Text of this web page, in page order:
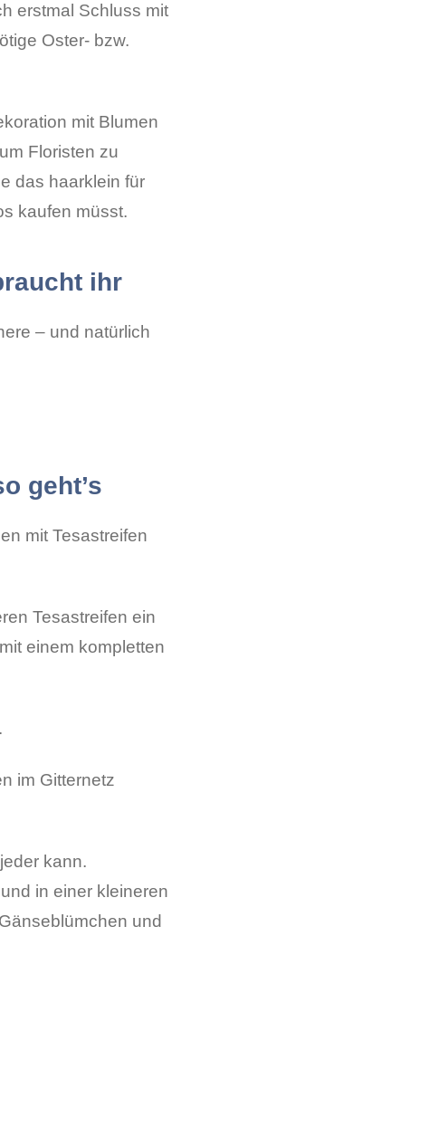
erstmal Schluss mit
Oster- bzw.
mit Blumen
Floristen zu
das haarklein für
kaufen müsst.
ihr
– und natürlich
geht’s
mit Tesastreifen
Tesastreifen ein
einem kompletten
im Gitternetz
kann.
in einer kleineren
und